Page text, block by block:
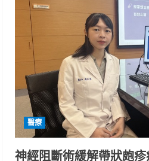
醫療
神經阻斷術緩解帶狀皰